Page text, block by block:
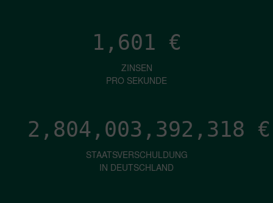
1,601 €
ZINSEN
PRO SEKUNDE
2,804,003,394,433 €
STAATSVERSCHULDUNG
IN DEUTSCHLAND